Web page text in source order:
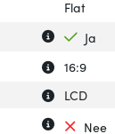
Flat
Uitleg
Verberg
Ja
Uitleg
Verberg
16:9
Uitleg
Verberg
LCD
Uitleg over
VerbergNee